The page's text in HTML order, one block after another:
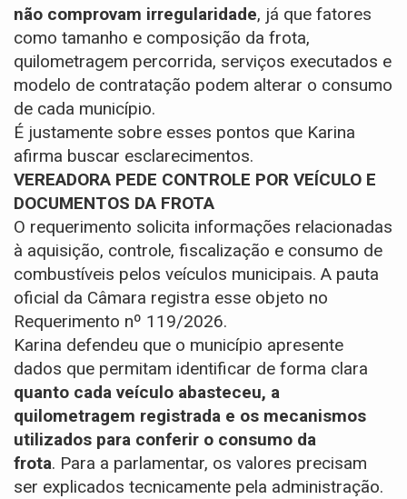
não comprovam irregularidade, já que fatores
como tamanho e composição da frota,
quilometragem percorrida, serviços executados e
modelo de contratação podem alterar o consumo
de cada município.
É justamente sobre esses pontos que Karina
afirma buscar esclarecimentos.
VEREADORA PEDE CONTROLE POR VEÍCULO E
DOCUMENTOS DA FROTA
O requerimento solicita informações relacionadas
à aquisição, controle, fiscalização e consumo de
combustíveis pelos veículos municipais. A pauta
oficial da Câmara registra esse objeto no
Requerimento nº 119/2026.
Karina defendeu que o município apresente
dados que permitam identificar de forma clara
quanto cada veículo abasteceu, a
quilometragem registrada e os mecanismos
utilizados para conferir o consumo da
frota. Para a parlamentar, os valores precisam
ser explicados tecnicamente pela administração.